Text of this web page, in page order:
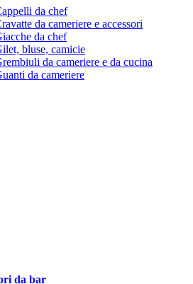
da chef
da cameriere e accessori
da chef
bluse, camicie
da cameriere e da cucina
da cameriere
da bar